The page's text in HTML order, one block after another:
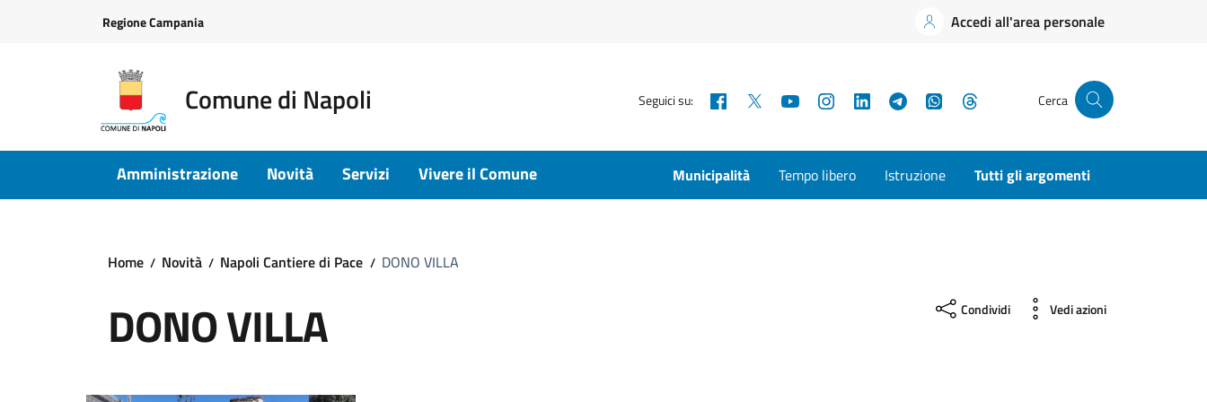
Regione Campania Accedi all'area personale
Comune di Napoli Seguici su: Facebook YouTubeInstagramLinkedInTelegramWhatsApp Cerca
Amministrazione Novità Servizi Vivere il Comune Municipalità Tempo libero Istruzione Tutti gli argomenti
Home Novità Napoli Cantiere di Pace DONO VILLA
DONO VILLA Condividi Vedi azioni